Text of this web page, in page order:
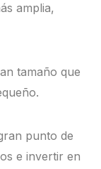
amplia,
tamaño que
punto de
e invertir en